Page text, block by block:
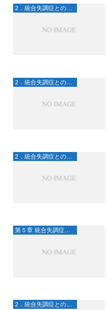
2．統合失調症との日々
第５章 統合失調症と未来へ